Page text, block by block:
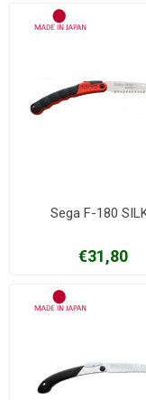
Sega F-180
€31,80